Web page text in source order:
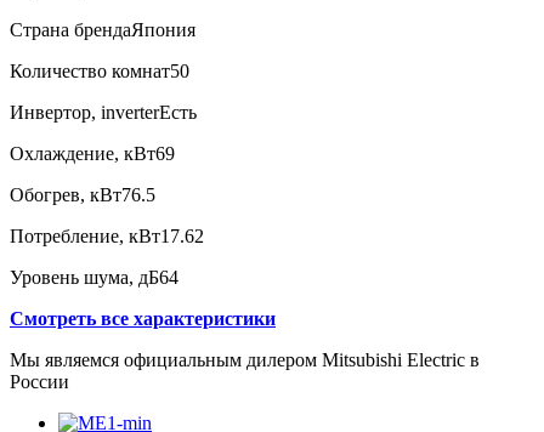
Страна брендаЯпония
Количество комнат50
Инвертор, inverterЕсть
Охлаждение, кВт69
Обогрев, кВт76.5
Потребление, кВт17.62
Уровень шума, дБ64
Смотреть все характеристики
Мы являемся официальным дилером Mitsubishi Electric в
России